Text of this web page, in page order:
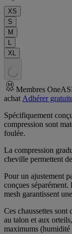
XS
S
M
L
XL
. . .
Membres
achat Adhérer
Spécifiquement
compression sont
foulée.
La compression
cheville permettent
Pour un ajustement
conçues séparément.
mesh garantissent
Ces chaussettes
au talon et aux
maximums